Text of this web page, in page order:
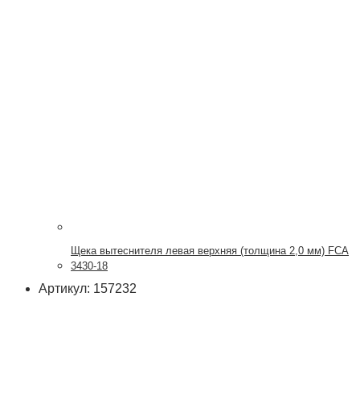
Щека вытеснителя левая верхняя (толщина 2,0 мм) FCA
3430-18
Артикул: 157232